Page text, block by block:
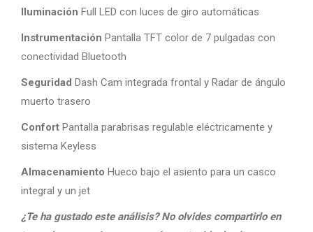
Iluminación Full LED con luces de giro automáticas
Instrumentación Pantalla TFT color de 7 pulgadas con
conectividad Bluetooth
Seguridad Dash Cam integrada frontal y Radar de ángulo
muerto trasero
Confort Pantalla parabrisas regulable eléctricamente y
sistema Keyless
Almacenamiento Hueco bajo el asiento para un casco
integral y un jet
¿Te ha gustado este análisis? No olvides compartirlo en